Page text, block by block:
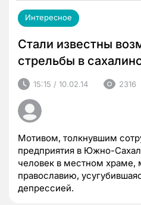
Интересное
Стали известны
стрельбы в
15:15 / 10.02.14 2316
Мотивом, толкнувшим
предприятия в Южно-
человек в местном храме,
православию,
депрессией.